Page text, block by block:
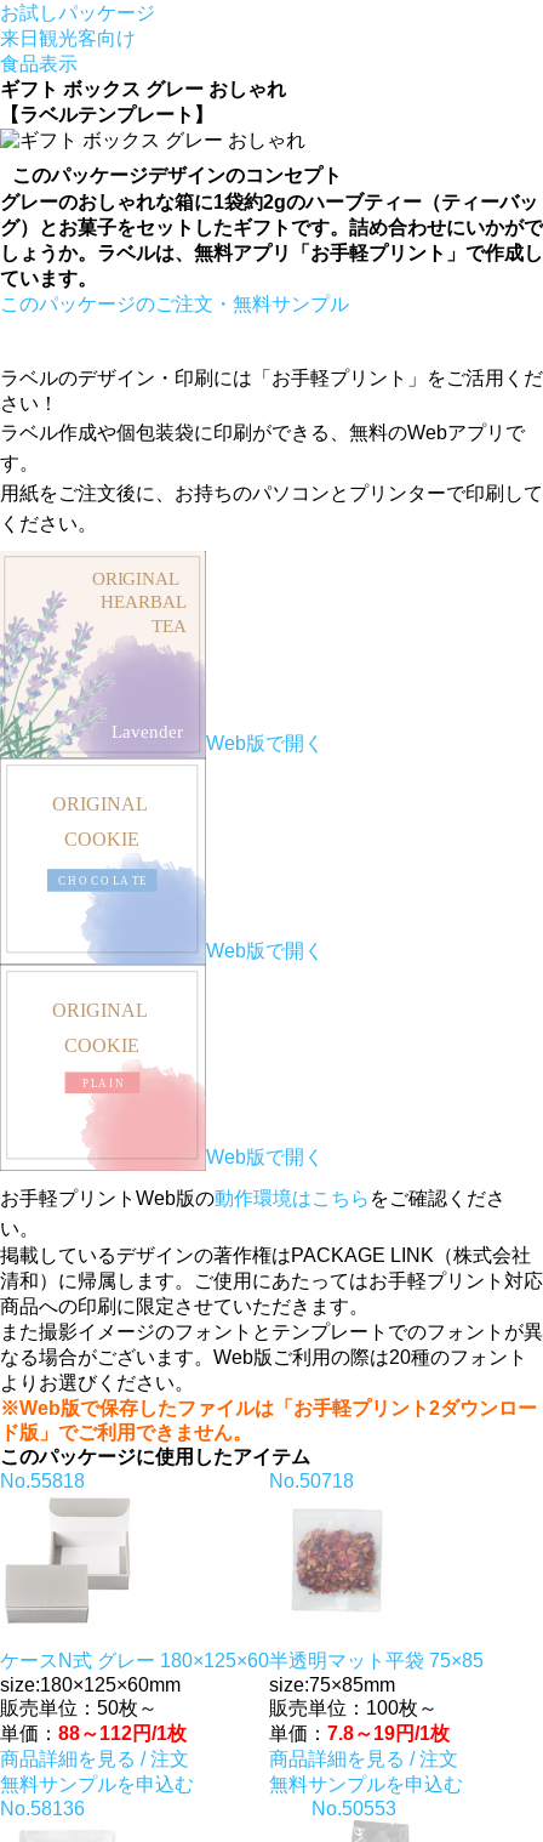
お試しパッケージ
来日観光客向け
食品表示
ギフト ボックス グレー おしゃれ
【ラベルテンプレート】
このパッケージデザインのコンセプト
グレーのおしゃれな箱に1袋約2gのハーブティー（ティーバッ
グ）とお菓子をセットしたギフトです。詰め合わせにいかがで
しょうか。ラベルは、無料アプリ「お手軽プリント」で作成し
ています。
このパッケージのご注文・無料サンプル
ラベルのデザイン・印刷には「お手軽プリント」をご活用くだ
さい！
ラベル作成や個包装袋に印刷ができる、無料のWebアプリで
す。
用紙をご注文後に、お持ちのパソコンとプリンターで印刷して
ください。
Web版で開く
Web版で開く
Web版で開く
お手軽プリントWeb版の動作環境はこちら をご確認くださ
い。
掲載しているデザインの著作権はPACKAGE LINK（株式会社
清和）に帰属します。ご使用にあたってはお手軽プリント対応
商品への印刷に限定させていただきます。
また撮影イメージのフォントとテンプレートでのフォントが異
なる場合がございます。Web版ご利用の際は20種のフォント
よりお選びください。
※Web版で保存したファイルは「お手軽プリント2ダウンロー
ド版」でご利用できません。
このパッケージに使用したアイテム
No.55818
ケースN式 グレー 180×125×60
size:180×125×60mm
販売単位：50枚～
単価： 88～112円/1枚
商品詳細を見る / 注文
無料サンプルを申込む
No.50718
半透明マット平袋 75×85
size:75×85mm
販売単位：100枚～
単価： 7.8～19円/1枚
商品詳細を見る / 注文
無料サンプルを申込む
No.58136
No.50553